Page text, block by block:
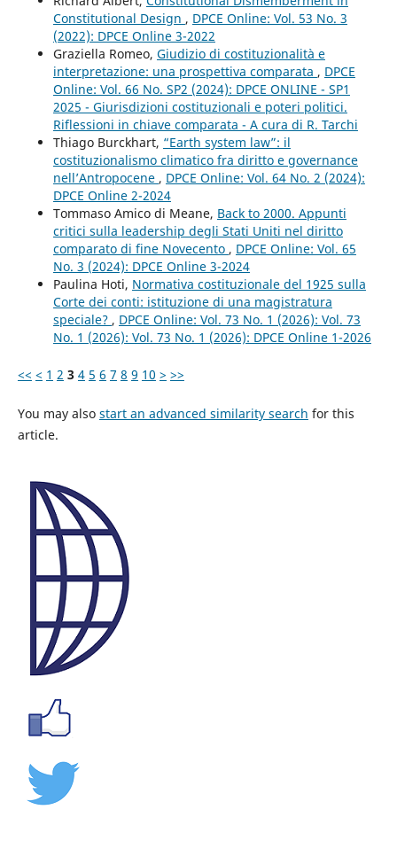
Constitutional Design , DPCE Online: Vol. 53 No. 3
(2022): DPCE Online 3-2022
Graziella Romeo, Giudizio di costituzionalità e
interpretazione: una prospettiva comparata , DPCE
Online: Vol. 66 No. SP2 (2024): DPCE ONLINE - SP1
2025 - Giurisdizioni costituzionali e poteri politici.
Riflessioni in chiave comparata - A cura di R. Tarchi
Thiago Burckhart, “Earth system law”: il
costituzionalismo climatico fra diritto e governance
nell’Antropocene , DPCE Online: Vol. 64 No. 2 (2024):
DPCE Online 2-2024
Tommaso Amico di Meane, Back to 2000. Appunti
critici sulla leadership degli Stati Uniti nel diritto
comparato di fine Novecento , DPCE Online: Vol. 65
No. 3 (2024): DPCE Online 3-2024
Paulina Hoti, Normativa costituzionale del 1925 sulla
Corte dei conti: istituzione di una magistratura
speciale? , DPCE Online: Vol. 73 No. 1 (2026): Vol. 73
No. 1 (2026): Vol. 73 No. 1 (2026): DPCE Online 1-2026
<< < 1 2 3 4 5 6 7 8 9 10 > >>
You may also start an advanced similarity search for this
article.